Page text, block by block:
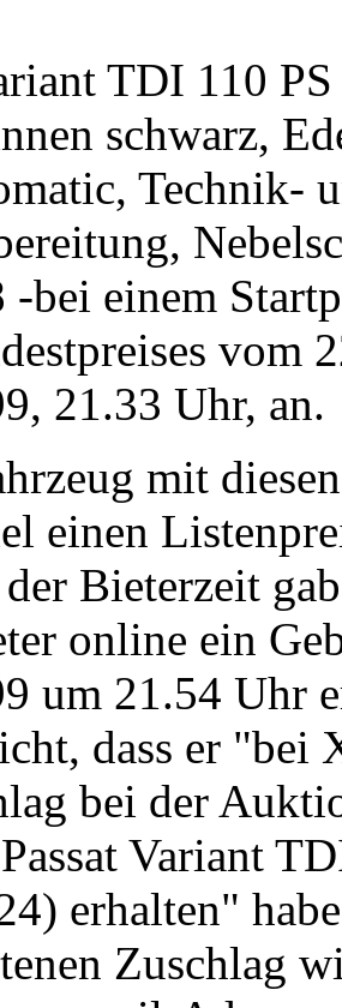
TDI 110
schwarz,
Technik-
bei einem
vom
21.33 Uhr, an.
mit
einen
Bieterzeit
online ein
um 21.54 Uhr
dass er
bei der
Variant
erhalten"
Zuschlag